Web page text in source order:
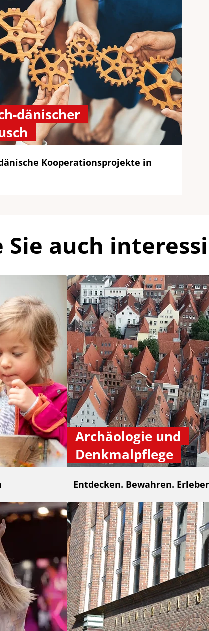
dänischer
Kooperationsprojekte in
Sie auch
Archäologie und
Denkmalpflege
Entdecken. Bewahren.